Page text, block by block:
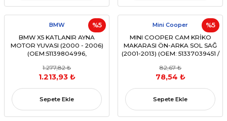
%5
BMW
BMW X5 KATLANIR AYNA
MOTOR YUVASI (2000 - 2006)
(OEM:51139804996,
1.277,82 ₺
1.213,93 ₺
Sepete Ekle
%5
Mini Cooper
MINI COOPER CAM KRİKO
MAKARASI ÖN-ARKA SOL SAĞ
(2001-2013) (OEM: 51337039451 /
82,67 ₺
78,54 ₺
Sepete Ekle